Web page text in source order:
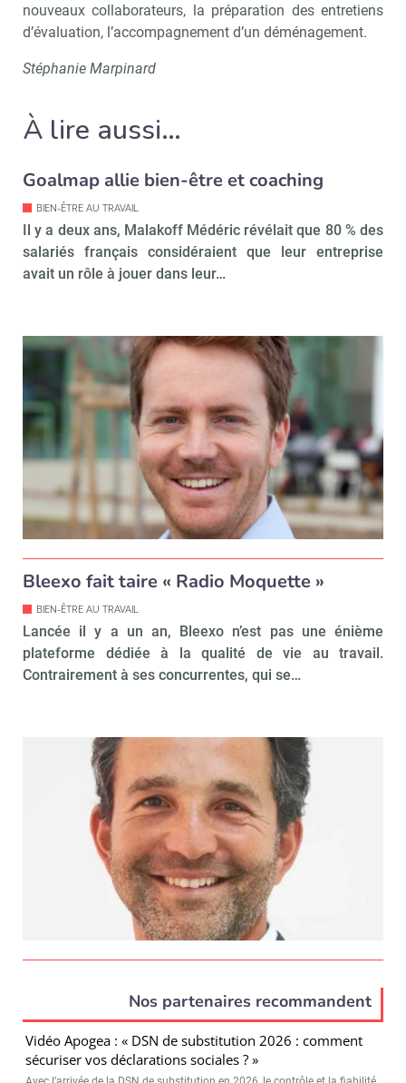
nouveaux collaborateurs, la préparation des entretiens
d’évaluation, l’accompagnement d’un déménagement.
Stéphanie Marpinard
À lire aussi…
Goalmap allie bien-être et coaching
BIEN-ÊTRE AU TRAVAIL
Il y a deux ans, Malakoff Médéric révélait que 80 % des
salariés français considéraient que leur entreprise
avait un rôle à jouer dans leur…
Bleexo fait taire « Radio Moquette »
BIEN-ÊTRE AU TRAVAIL
Lancée il y a un an, Bleexo n’est pas une énième
plateforme dédiée à la qualité de vie au travail.
Contrairement à ses concurrentes, qui se…
Nos partenaires recommandent
Vidéo Apogea : « DSN de substitution 2026 : comment
sécuriser vos déclarations sociales ? »
Recevoir RH MatinAbonnez-
Valider
Non merci, je reçois déjà
Je déciderai plus
tard